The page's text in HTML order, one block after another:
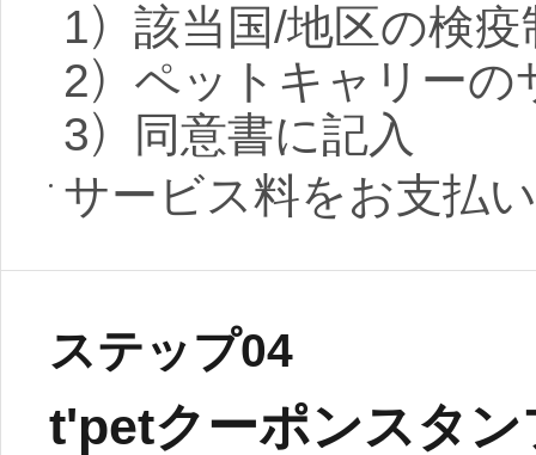
1）該当国/地区の検
2）ペットキャリー
3）同意書に記入
サービス料をお支払
ステップ04
t'petクーポンスタン